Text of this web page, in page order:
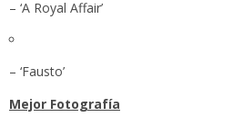
– ‘A Royal Affair’
– ‘Fausto’
Mejor Fotografía